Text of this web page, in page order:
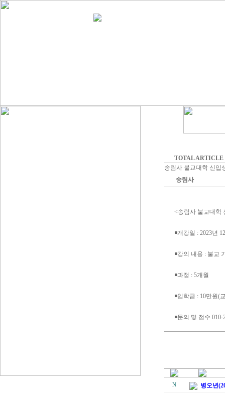
TOTAL ARTICLE
송림사 불교대학 신입
송림사
<송림사 불교대학
◾개강일 : 2023년
◾강의 내용 : 불교
◾과정 : 5개월
◾입학금 : 10만원(
◾문의 및 접수
N 병오년